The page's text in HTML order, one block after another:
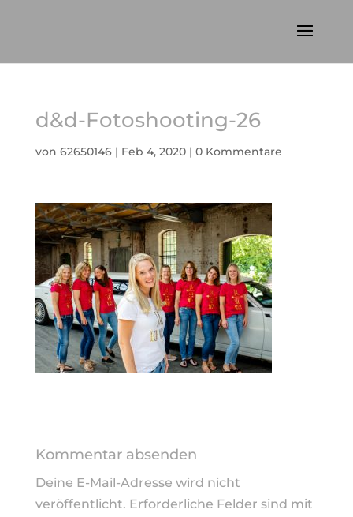
d&d-Fotoshooting-26
von 62650146| Feb 4, 2020| 0 Kommentare
Kommentar absenden
Deine E-Mail-Adresse wird nicht
veröffentlicht. Erforderliche Felder sind mit